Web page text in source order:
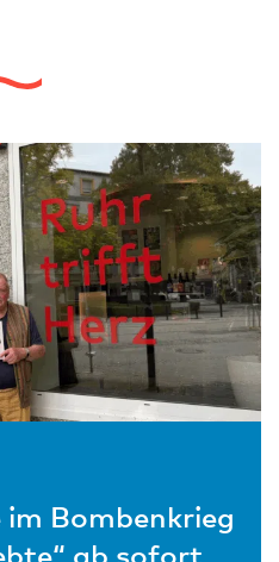
im Bombenkrieg
ab sofort